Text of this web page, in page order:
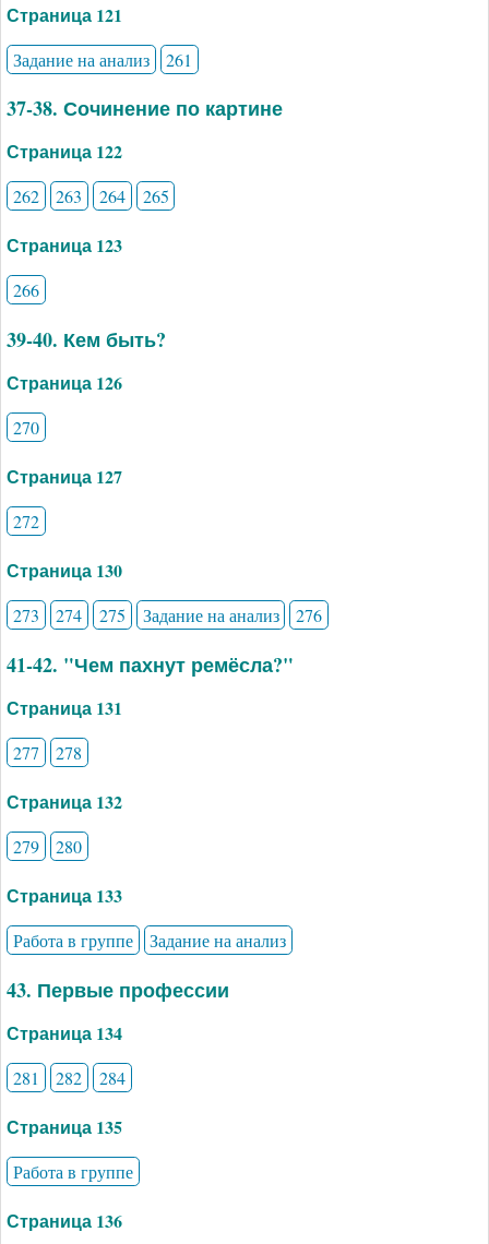
Страница 121
Задание на анализ 261
37-38. Сочинение по картине
Страница 122
262 263 264 265
Страница 123
266
39-40. Кем быть?
Страница 126
270
Страница 127
272
Страница 130
273 274 275 Задание на анализ 276
41-42. "Чем пахнут ремёсла?"
Страница 131
277 278
Страница 132
279 280
Страница 133
Работа в группе Задание на анализ
43. Первые профессии
Страница 134
281 282 284
Страница 135
Работа в группе
Страница 136